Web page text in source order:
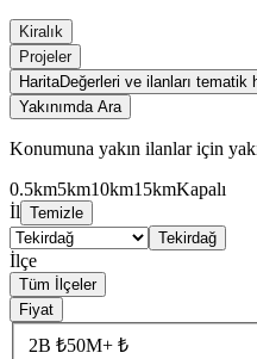
Kiralık
Projeler
HaritaDeğerleri ve ilanları tematik
Yakınımda Ara
Konumuna yakın ilanlar için
0.5km5km10km15kmKapalı
İl Temizle
Tekirdağ
İlçe
Tüm İlçeler
Fiyat
2B ₺50M+ ₺